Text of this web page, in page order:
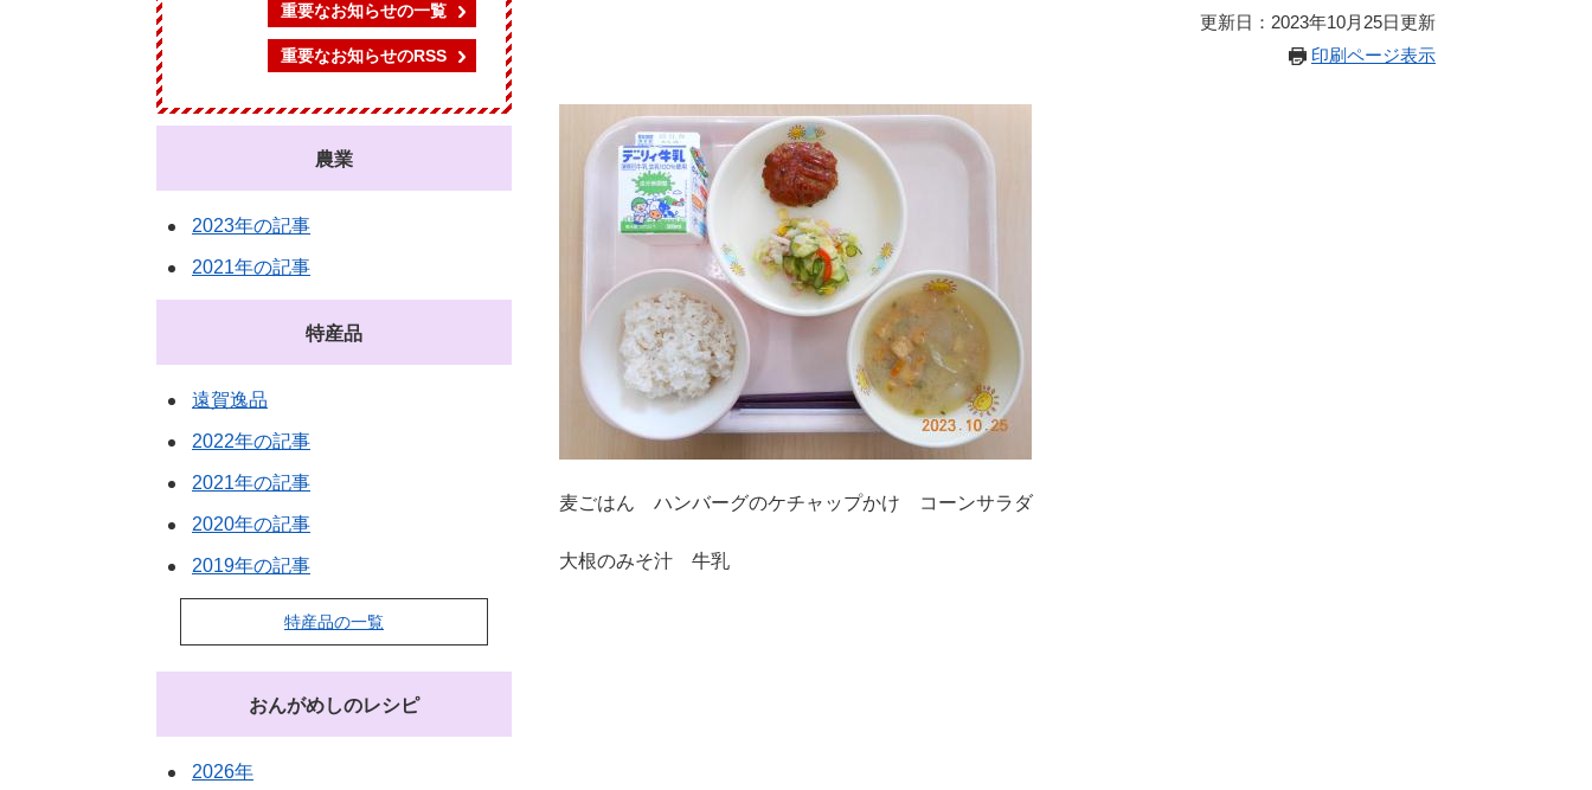
更新日：2023年10月25日更新
印刷ページ表示
麦ごはん ハンバーグのケチャップかけ コーンサラダ
大根のみそ汁 牛乳
重要なお知らせの一覧
重要なお知らせのRSS
農業
2023年の記事
2021年の記事
特産品
遠賀逸品
2022年の記事
2021年の記事
2020年の記事
2019年の記事
特産品の一覧
おんがめしのレシピ
2026年